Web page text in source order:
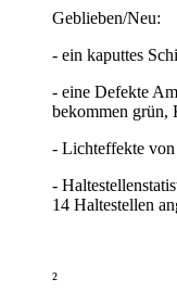
Geblieben/Neu:
- ein kaputtes
- eine Defekte
bekommen grün,
- Lichteffekte von
-
14 Haltestellen
²